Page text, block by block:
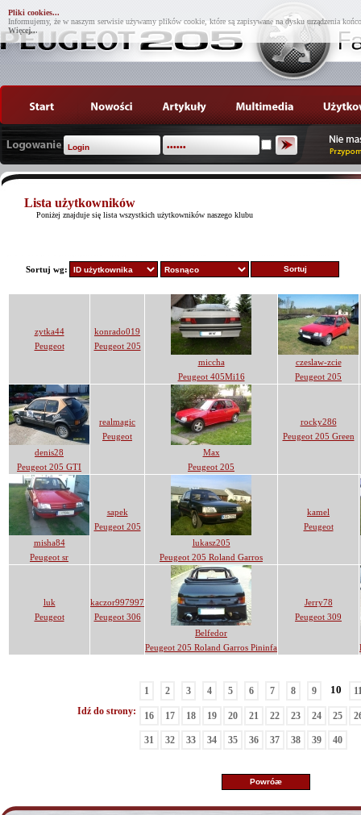
Pliki cookies...
Informujemy, że w naszym serwisie używamy plików cookie, które są zapisywane na dysku urządzenia
Więcej...
Lista użytkowników
Poniżej znajduje się lista wszystkich użytkowników naszego klubu
Sortuj wg:
zytka44
Peugeot
konrado019
Peugeot 205
miccha
Peugeot 405Mi16
czeslaw-zcie
Peugeot 205
denis28
Peugeot 205 GTI
realmagic
Peugeot
Max
Peugeot 205
rocky286
Peugeot 205 Green
misha84
Peugeot sr
sapek
Peugeot 205
lukasz205
Peugeot 205 Roland Garros
kamel
Peugeot
luk
Peugeot
kaczor997997
Peugeot 306
Belfedor
Peugeot 205 Roland Garros Pininfa
Jerry78
Peugeot 309
Idź do strony:
1 2 3 4 5 6 7 8 9 10
16 17 18 19 20 21 22 23 24 25
31 32 33 34 35 36 37 38 39 40